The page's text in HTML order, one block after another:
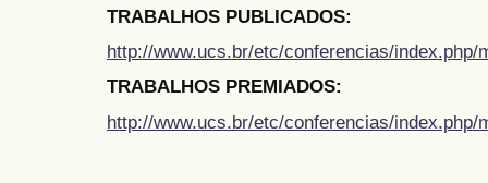
TRABALHOS PUBLICADOS:
http://www.ucs.br/etc/conferencias/
TRABALHOS PREMIADOS:
http://www.ucs.br/etc/conferencias/index.php/